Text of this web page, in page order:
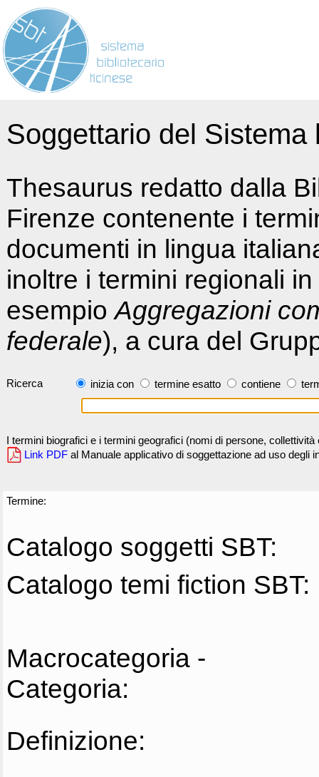
Soggettario del
Thesaurus redatto dalla
Firenze contenente i
documenti in lingua
inoltre i termini regionali
esempioAggregazioni
federale), a cura del
Ricerca inizia con termine esatto contiene
I termini biografici e i termini geografici (nomi di persone,
Link PDF al Manuale applicativo di soggettazione ad uso degli
Termine:
Catalogo soggetti SBT:
Catalogo temi fiction SBT:
Macrocategoria -
Categoria:
Definizione: